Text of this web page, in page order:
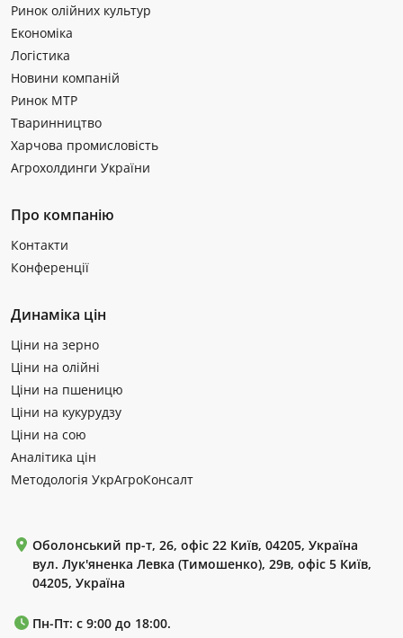
Ринок олійних культур
Економіка
Логістика
Новини компаній
Ринок МТР
Тваринництво
Харчова промисловість
Агрохолдинги України
Про компанію
Контакти
Конференції
Динаміка цін
Ціни на зерно
Ціни на олійні
Ціни на пшеницю
Ціни на кукурудзу
Ціни на сою
Аналітика цін
Методологія УкрАгроКонсалт
Оболонський пр-т, 26, офіс 22 Київ, 04205, Україна
вул. Лук'яненка Левка (Тимошенко), 29в, офіс 5 Київ,
04205, Україна
Пн-Пт: с 9:00 до 18:00.